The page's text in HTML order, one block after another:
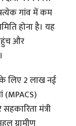
गांव में कम
होना है। यह
और
लिए 2 लाख नई
(MPACS)
मंत्री